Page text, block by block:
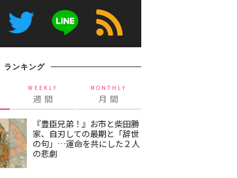
ランキング
WEEKLY
週 間
MONTHLY
月 間
『豊臣兄弟！』お市と柴田勝
家、自刃しての最期と「辞世
の句」…運命を共にした２人
の悲劇